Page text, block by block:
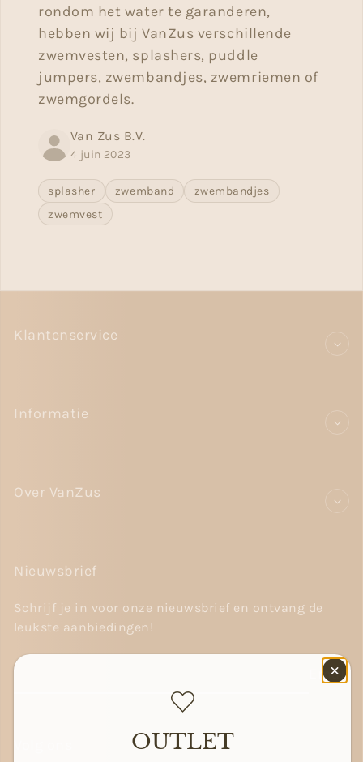
rondom het water te garanderen,
hebben wij bij VanZus verschillende
zwemvesten, splashers, puddle
jumpers, zwembandjes, zwemriemen of
zwemgordels.
Van Zus B.V.
4 juin 2023
splasher zwemband
zwembandjes
zwemvest
Klantenservice
Informatie
Over VanZus
Nieuwsbrief
Schrijf je in voor onze nieuwsbrief en ontvang de
leukste aanbiedingen!
Email
OUTLET